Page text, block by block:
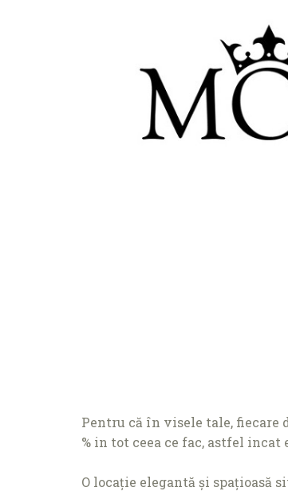
Pentru că în visele tale, fiecare
% in tot ceea ce fac, astfel
O locație elegantă și spațioasă